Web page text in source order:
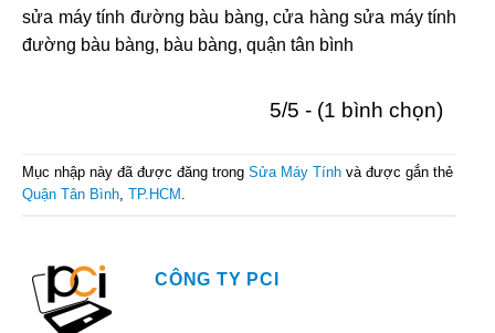
sửa máy tính đường bàu bàng, cửa hàng sửa máy tính
đường bàu bàng, bàu bàng, quận tân bình
5/5 - (1 bình chọn)
Mục nhập này đã được đăng trong Sửa Máy Tính và được gắn thẻ
Quận Tân Bình, TP.HCM .
CÔNG TY PCI